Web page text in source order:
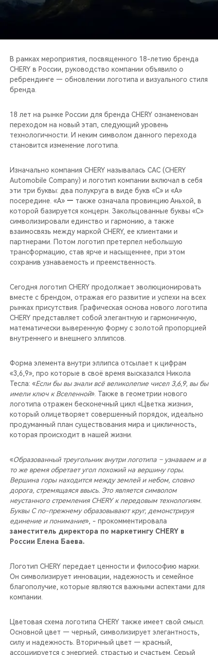
ВИДЕООБЗОРЫ
В рамках мероприятия, посвященного 18-летию бренда
CHERY в России, руководство компании объявило о
ребрендинге — обновлении логотипа и визуального стиля
бренда.
18 лет на рынке России для бренда CHERY ознаменован
переходом на новый этап, следующий уровень
технологичности. И неким символом данного перехода
становится изменение логотипа.
Изначально компания CHERY называлась САС (CHERY
Automobile Company) и логотип компании включал в себя
эти три буквы: два полукруга в виде букв «С» и «А»
посередине. «А» — также означала провинцию Аньхой, в
которой базируется концерн. Закольцованные буквы «С»
символизировали единство и гармонию, а также
взаимосвязь между маркой CHERY, ее клиентами и
партнерами. Потом логотип претерпел небольшую
трансформацию, став ярче и насыщеннее, при этом
сохранив узнаваемость и преемственность.
Сегодня логотип CHERY продолжает эволюционировать
вместе с брендом, отражая его развитие и успехи на всех
рынках присутствия. Графическая основа нового логотипа
CHERY представляет собой элегантную и гармоничную,
математически выверенную форму с золотой пропорцией
внутреннего и внешнего эллипсов.
Форма элемента внутри эллипса отсылает к цифрам
«3,6,9», про которые в своё время высказался Никола
Тесла: «Если бы вы знали всё великолепие чисел 3,6,9, вы бы
имели ключ к Вселенной». Также в геометрии нового
логотипа отражен бесконечный цикл «Цветка жизни»,
который олицетворяет совершенный порядок, идеально
продуманный план существования мира и цикличность,
которая происходит в нашей жизни.
«Образованный треугольник внутри логотипа – узнаваем и в
то же время обретает угол похожий на вершину горы.
Вершина горы находится между землей и небом, словно
дорога, стремящаяся ввысь. Это является символом
неустанного стремления CHERY к передовым технологиям.
Буквы C по-прежнему образовывают круг, демонстрируя
единение и понимание», - прокомментировала
заместитель директора по маркетингу CHERY в
России Елена Баева.
Логотип CHERY передает ценности и философию марки.
Он символизирует инновации, надежность и семейное
благополучие, которые являются важными аспектами для
компании.
Цветовая схема логотипа CHERY также имеет свой смысл.
Основной цвет — черный, символизирует элегантность,
силу и надежность. Вторичный цвет — красный,
ассоциируется с энергией, страстью и счастьем. Серый